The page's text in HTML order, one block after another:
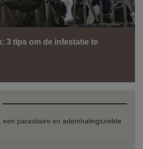
3 tips om de infestatie te
een parasitaire en ademhalingsziekte